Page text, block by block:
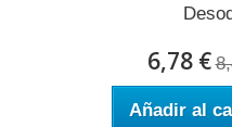
6,78 €
Añadir al